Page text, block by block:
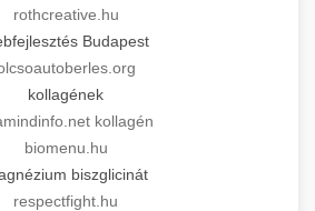
rothcreative.hu
Budapest
kollagének
kollagén
biomenu.hu
biszglicinát
respectfight.hu